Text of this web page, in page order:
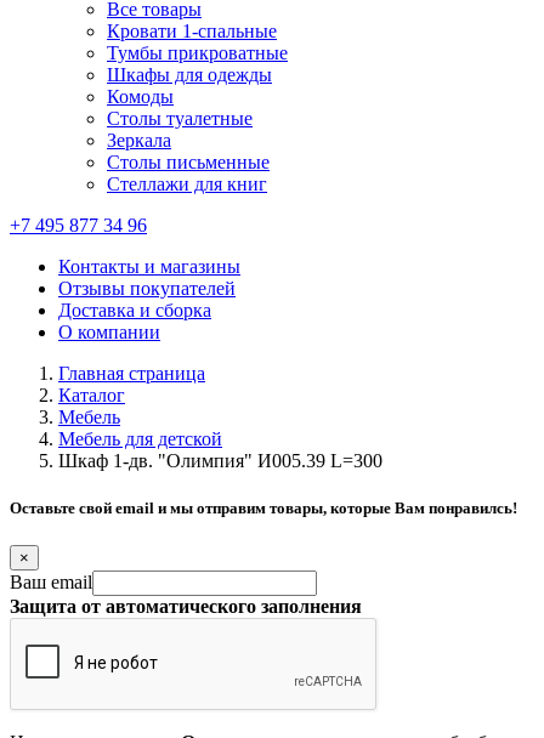
Все товары
Кровати 1-спальные
Тумбы прикроватные
Шкафы для одежды
Комоды
Столы туалетные
Зеркала
Столы письменные
Стеллажи для книг
+7 495 877 34 96
Контакты и магазины
Отзывы покупателей
Доставка и сборка
О компании
Главная страница
Каталог
Мебель
Мебель для детской
Шкаф 1-дв. "Олимпия" И005.39 L=300
Оставьте свой email и мы отправим товары, которые Вам понравилсь!
×
Ваш email
Защита от автоматического заполнения